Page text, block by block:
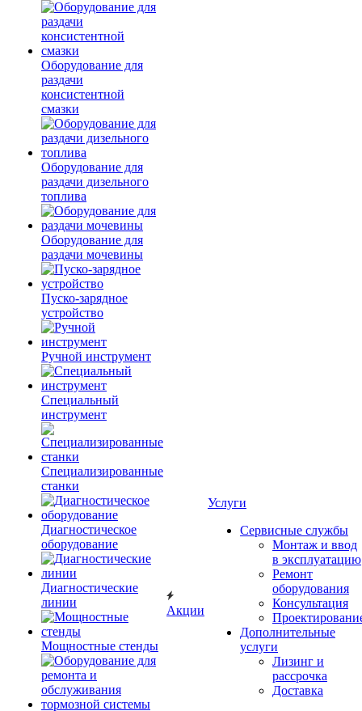
Оборудование для
раздачи
консистентной
смазки
Оборудование для
раздачи дизельного
топлива
Оборудование для
раздачи мочевины
Пуско-зарядное
устройство
Ручной инструмент
Специальный
инструмент
Специализированные
станки
Диагностическое
оборудование
Диагностические
линии
Мощностные стенды
Акции
Услуги
Сервисные службы
Монтаж и ввод
в эксплуатацию
Ремонт
оборудования
Консультация
Дополнительные
услуги
Лизинг и
рассрочка
Доставка